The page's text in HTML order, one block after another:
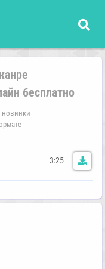
бесплатно
новинки
3:25